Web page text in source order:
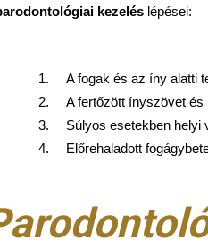
kezelés lépései:
A fogak és az íny alatti
A fertőzött ínyszövet
Súlyos esetekben helyi
Előrehaladott